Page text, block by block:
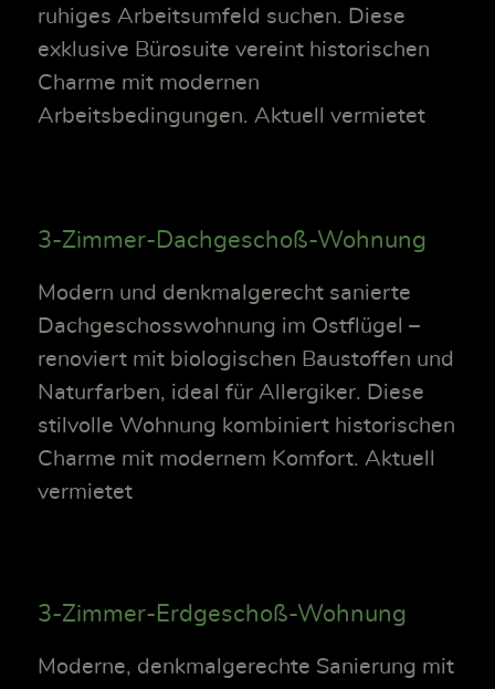
ruhiges Arbeitsumfeld suchen. Diese
exklusive Bürosuite vereint historischen
Charme mit modernen
Arbeitsbedingungen. Aktuell vermietet
3-Zimmer-Dachgeschoß-Wohnung
Modern und denkmalgerecht sanierte
Dachgeschosswohnung im Ostflügel –
renoviert mit biologischen Baustoffen und
Naturfarben, ideal für Allergiker. Diese
stilvolle Wohnung kombiniert historischen
Charme mit modernem Komfort. Aktuell
vermietet
3-Zimmer-Erdgeschoß-Wohnung
Moderne, denkmalgerechte Sanierung mit